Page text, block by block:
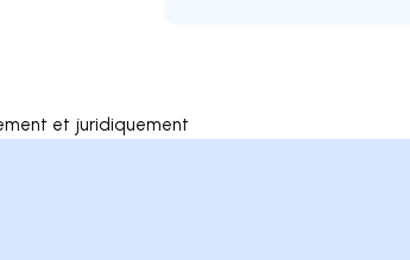
et juridiquement